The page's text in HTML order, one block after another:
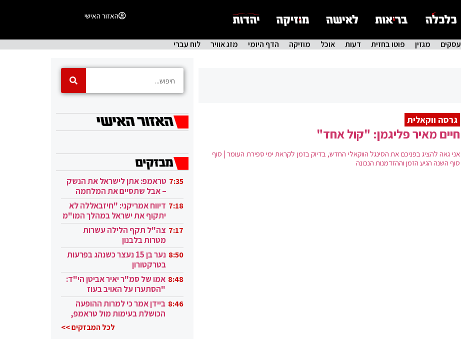
האזור האישי
עסקים מגזין פוטו בחזית דעות אוכל מוזיקה הדף היומי מזג אוויר לוח עברי
גרסה ווקאלית
חיים מאיר פליגמן: "קול אחד"
אני גאה להציג בפניכם את הסינגל הווקאלי החדש, בדיוק בזמן לקראת ימי ספירת העומר | סוף
סוף השנה הגיע הזמן וההזדמנות הנכונה
7:35 טראמפ: אתן לישראל את הנשק
– אבל שתסיים את המלחמה
בעזה 7:18 דיווח אמריקני: "חיזבאללה לא
יתקוף את ישראל במהלך המו"מ
בקטאר" 7:17 צה"ל תקף הלילה עשרות
מטרות בלבנון
8:50
נער בן 15 נעצר כשנהג בפרעות
בטרקטורון
8:48 אמו של סמ"ר יאיר אביטן הי"ד:
"הסתערו על האויב בעוז
ובגבורה" 8:46 ביידן אמר כי למרות ההופעה
הכושלת בעימות מול טראמפ,
לכל המבזקים >>